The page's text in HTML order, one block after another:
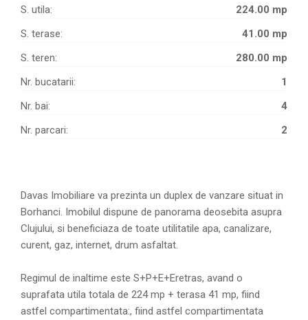
S. utila:
224.00 mp
S. terase:
41.00 mp
S. teren:
280.00 mp
Nr. bucatarii:
1
Nr. bai:
4
Nr. parcari:
2
Davas Imobiliare va prezinta un duplex de vanzare situat in
Borhanci. Imobilul dispune de panorama deosebita asupra
Clujului, si beneficiaza de toate utilitatile apa, canalizare,
curent, gaz, internet, drum asfaltat.
Regimul de inaltime este S+P+E+Eretras, avand o
suprafata utila totala de 224 mp + terasa 41 mp, fiind
astfel compartimentata:, fiind astfel compartimentata